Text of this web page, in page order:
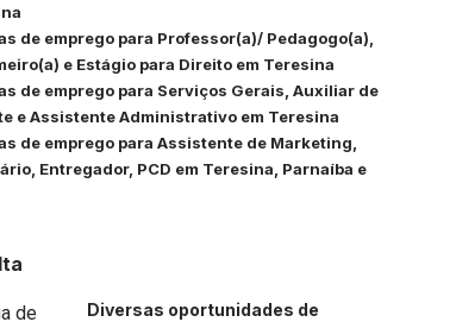
de emprego para Professor(a)/ Pedagogo(a),
e Estágio para Direito em Teresina
de emprego para Serviços Gerais, Auxiliar de
e Assistente Administrativo em Teresina
de emprego para Assistente de Marketing,
Entregador, PCD em Teresina, Parnaíba e
Diversas oportunidades de